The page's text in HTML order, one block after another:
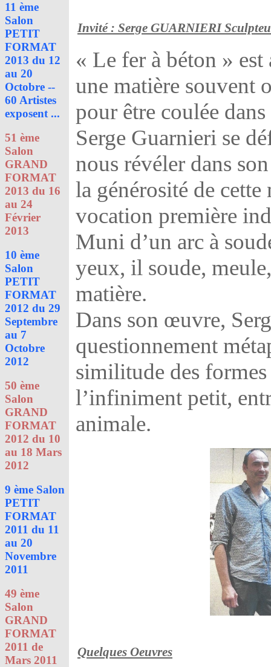
11 ème
Salon
PETIT
FORMAT
2013 du 12
au 20
Octobre --
60 Artistes
exposent ...
51 ème
Salon
GRAND
FORMAT
2013 du 16
au 24
Février
2013
10 ème
Salon
PETIT
FORMAT
2012 du 29
Septembre
au 7
Octobre
2012
50 ème
Salon
GRAND
FORMAT
2012 du 10
au 18 Mars
2012
9 ème Salon
PETIT
FORMAT
2011 du 11
au 20
Novembre
2011
49 ème
Salon
GRAND
FORMAT
2011 de
Mars 2011
Invité : Serge GUARNIERI
« Le fer à béton »
une matière souvent
pour être coulée
Serge Guarnieri se
nous révéler dans
la générosité de
vocation première
Muni d’un arc à
yeux, il soude,
matière.
Dans son œuvre,
questionnement
similitude des
l’infiniment petit,
animale.
Quelques Oeuvres